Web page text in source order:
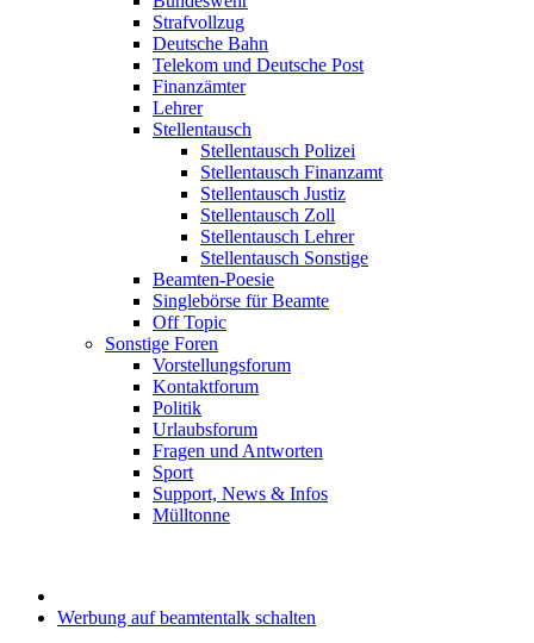
Strafvollzug
Deutsche Bahn
Telekom und Deutsche Post
Finanzämter
Lehrer
Stellentausch
Stellentausch Polizei
Stellentausch Finanzamt
Stellentausch Justiz
Stellentausch Zoll
Stellentausch Lehrer
Stellentausch Sonstige
Beamten-Poesie
Singlebörse für Beamte
Off Topic
Sonstige Foren
Vorstellungsforum
Kontaktforum
Politik
Urlaubsforum
Fragen und Antworten
Sport
Support, News & Infos
Mülltonne
Werbung auf beamtentalk schalten